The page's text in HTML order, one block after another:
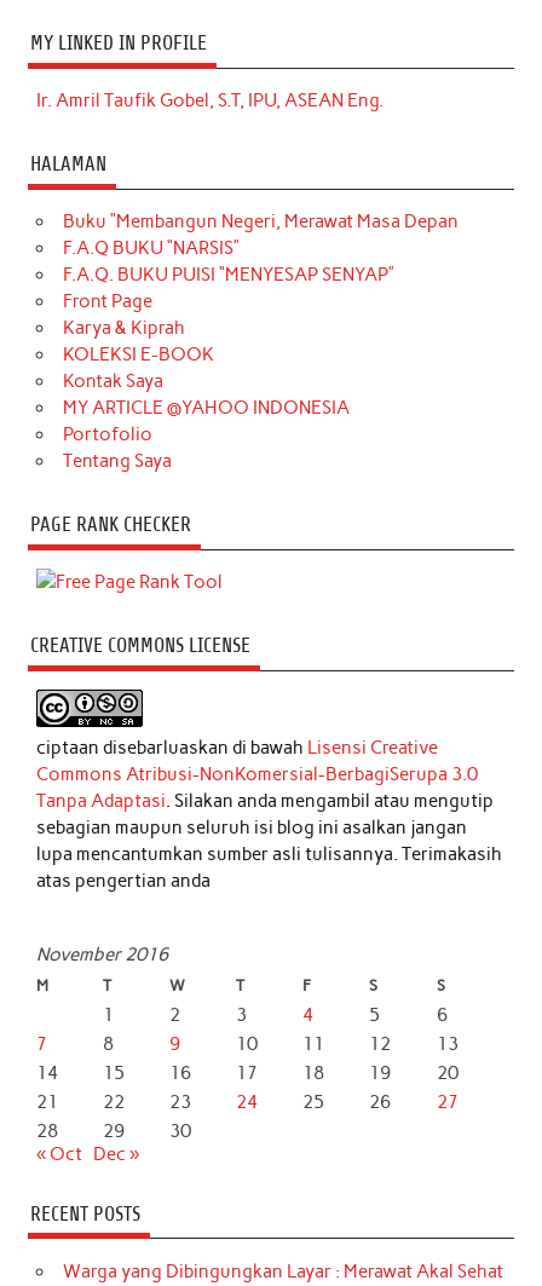
MY LINKED IN PROFILE
Ir. Amril Taufik Gobel, S.T, IPU, ASEAN Eng.
HALAMAN
Buku “Membangun Negeri, Merawat Masa Depan
F.A.Q BUKU “NARSIS”
F.A.Q. BUKU PUISI “MENYESAP SENYAP”
Front Page
Karya & Kiprah
KOLEKSI E-BOOK
Kontak Saya
MY ARTICLE @YAHOO INDONESIA
Portofolio
Tentang Saya
PAGE RANK CHECKER
CREATIVE COMMONS LICENSE
ciptaan disebarluaskan di bawah Lisensi Creative
Commons Atribusi-NonKomersial-BerbagiSerupa 3.0
Tanpa Adaptasi. Silakan anda mengambil atau mengutip
sebagian maupun seluruh isi blog ini asalkan jangan
lupa mencantumkan sumber asli tulisannya. Terimakasih
atas pengertian anda
November 2016
M T W T F S S
1 2 3 4 5
6
7
8 9 10 11 12
13
14
15 16 17 18 19
20
21
22 23 24 25 26
27
28
29
30
« Oct Dec »
RECENT POSTS
Warga yang Dibingungkan Layar : Merawat Akal Sehat